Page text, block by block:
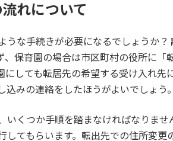
れについて
うな手続きが必要になるでしょうか
、保育園の場合は市区町村の役所に「
にしても転居先の希望する受け入れ
みの連絡をしたほうがよいでしょう。
いくつか手順を踏まなければなりま
してもらいます。転出先での住所変